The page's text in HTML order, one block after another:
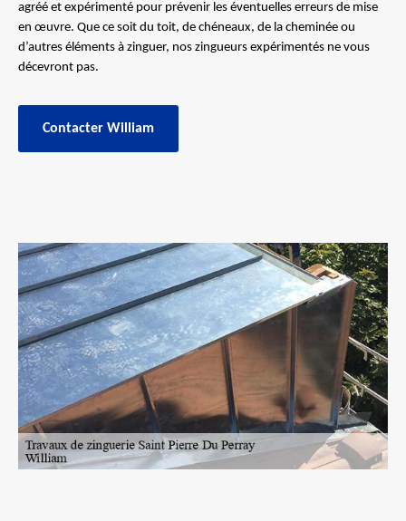
agréé et expérimenté pour prévenir les éventuelles erreurs de mise
en œuvre. Que ce soit du toit, de chéneaux, de la cheminée ou
d’autres éléments à zinguer, nos zingueurs expérimentés ne vous
décevront pas.
Contacter William